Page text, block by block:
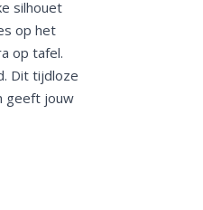
silhouet
op het
op tafel.
Dit tijdloze
geeft jouw